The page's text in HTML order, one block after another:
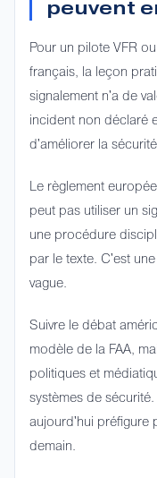
peuvent
Pour un pilote VFR
français, la leçon
signalement n'a de
incident non déclaré
d'améliorer la
Le règlement
peut pas utiliser un
une procédure
par le texte. C'est
vague.
Suivre le débat
modèle de la FAA,
politiques et
systèmes de
aujourd'hui préfigure
demain.